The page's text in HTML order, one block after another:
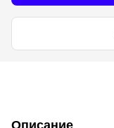
Описание